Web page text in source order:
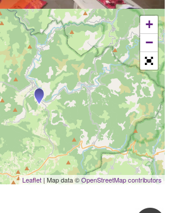
+
−
Leaflet | Map data ©OpenStreetMap contributors